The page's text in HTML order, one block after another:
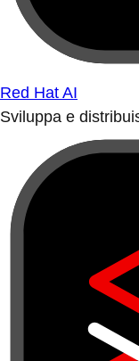
Red Hat AI
Sviluppa e